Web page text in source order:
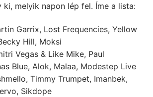
ki, melyik napon lép fel. Íme a lista:
Garrix, Lost Frequencies, Yellow
Hill, Moksi
Vegas & Like Mike, Paul
Blue, Alok, Malaa, Modestep Live
Timmy Trumpet, Imanbek,
Sikdope